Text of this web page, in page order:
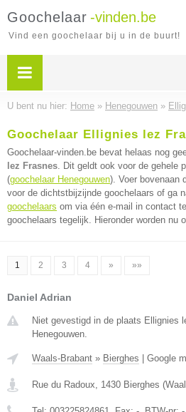
Goochelaar -vinden.be
Vind een goochelaar bij u in de buurt!
U bent nu hier: Home » Henegouwen »
Goochelaar Ellignies lez
Goochelaar-vinden.be bevat helaas nog
lez Frasnes. Dit geldt ook voor de gehele
(goochelaar Henegouwen). Voer bovenaan
voor de dichtstbijzijnde goochelaars of ga
goochelaars om via één e-mail in contact
goochelaars tegelijk. Hieronder worden nu
1 2 3 4 » »»
Daniel Adrian
Niet gevestigd in de plaats Ellignies
Henegouwen.
Waals-Brabant » Bierghes Google
Rue du Radoux, 1430 Bierghes (